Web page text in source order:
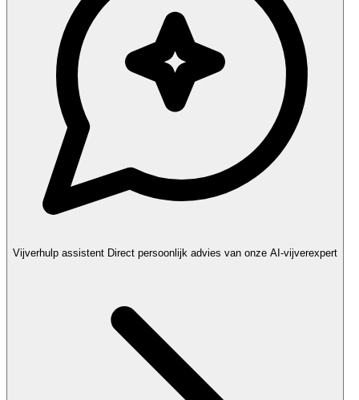
Vijverhulp assistent Direct persoonlijk advies van onze AI-vijverexpert